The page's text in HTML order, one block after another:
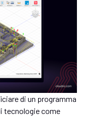
di un programma
tecnologie come